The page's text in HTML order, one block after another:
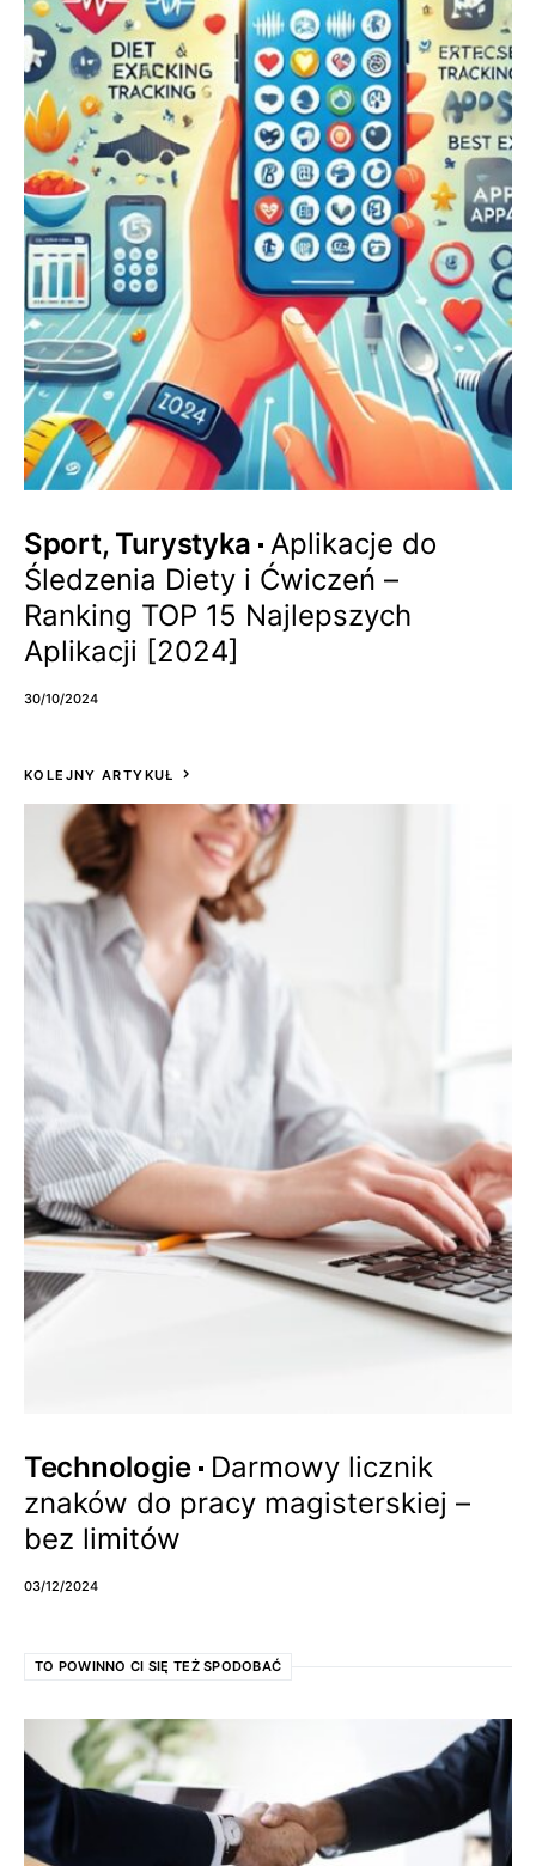
Sport, Turystyka Aplikacje do
Śledzenia Diety i Ćwiczeń –
Ranking TOP 15 Najlepszych
Aplikacji [2024]
30/10/2024
KOLEJNY ARTYKUŁ
Technologie
Darmowy licznik
znaków do pracy magisterskiej –
bez limitów
03/12/2024
TO POWINNO CI SIĘ TEŻ SPODOBAĆ